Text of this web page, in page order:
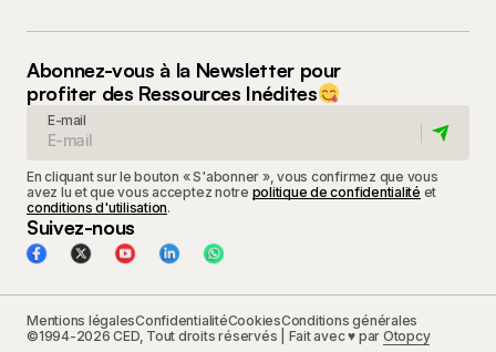
Abonnez-vous à la Newsletter pour
profiter des Ressources Inédites
E-mail
En cliquant sur le bouton « S'abonner », vous confirmez que vous
avez lu et que vous acceptez notre politique de confidentialité et
conditions d'utilisation.
Suivez-nous
Mentions légalesConfidentialitéCookiesConditions générales
©1994-2026 CED, Tout droits réservés | Fait avec ♥ par Otopcy